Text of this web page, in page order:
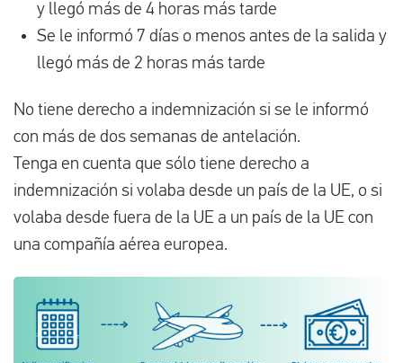
y llegó más de 4 horas más tarde
Se le informó 7 días o menos antes de la salida y
llegó más de 2 horas más tarde
No tiene derecho a indemnización si se le informó
con más de dos semanas de antelación.
Tenga en cuenta que sólo tiene derecho a
indemnización si volaba desde un país de la UE, o si
volaba desde fuera de la UE a un país de la UE con
una compañía aérea europea.